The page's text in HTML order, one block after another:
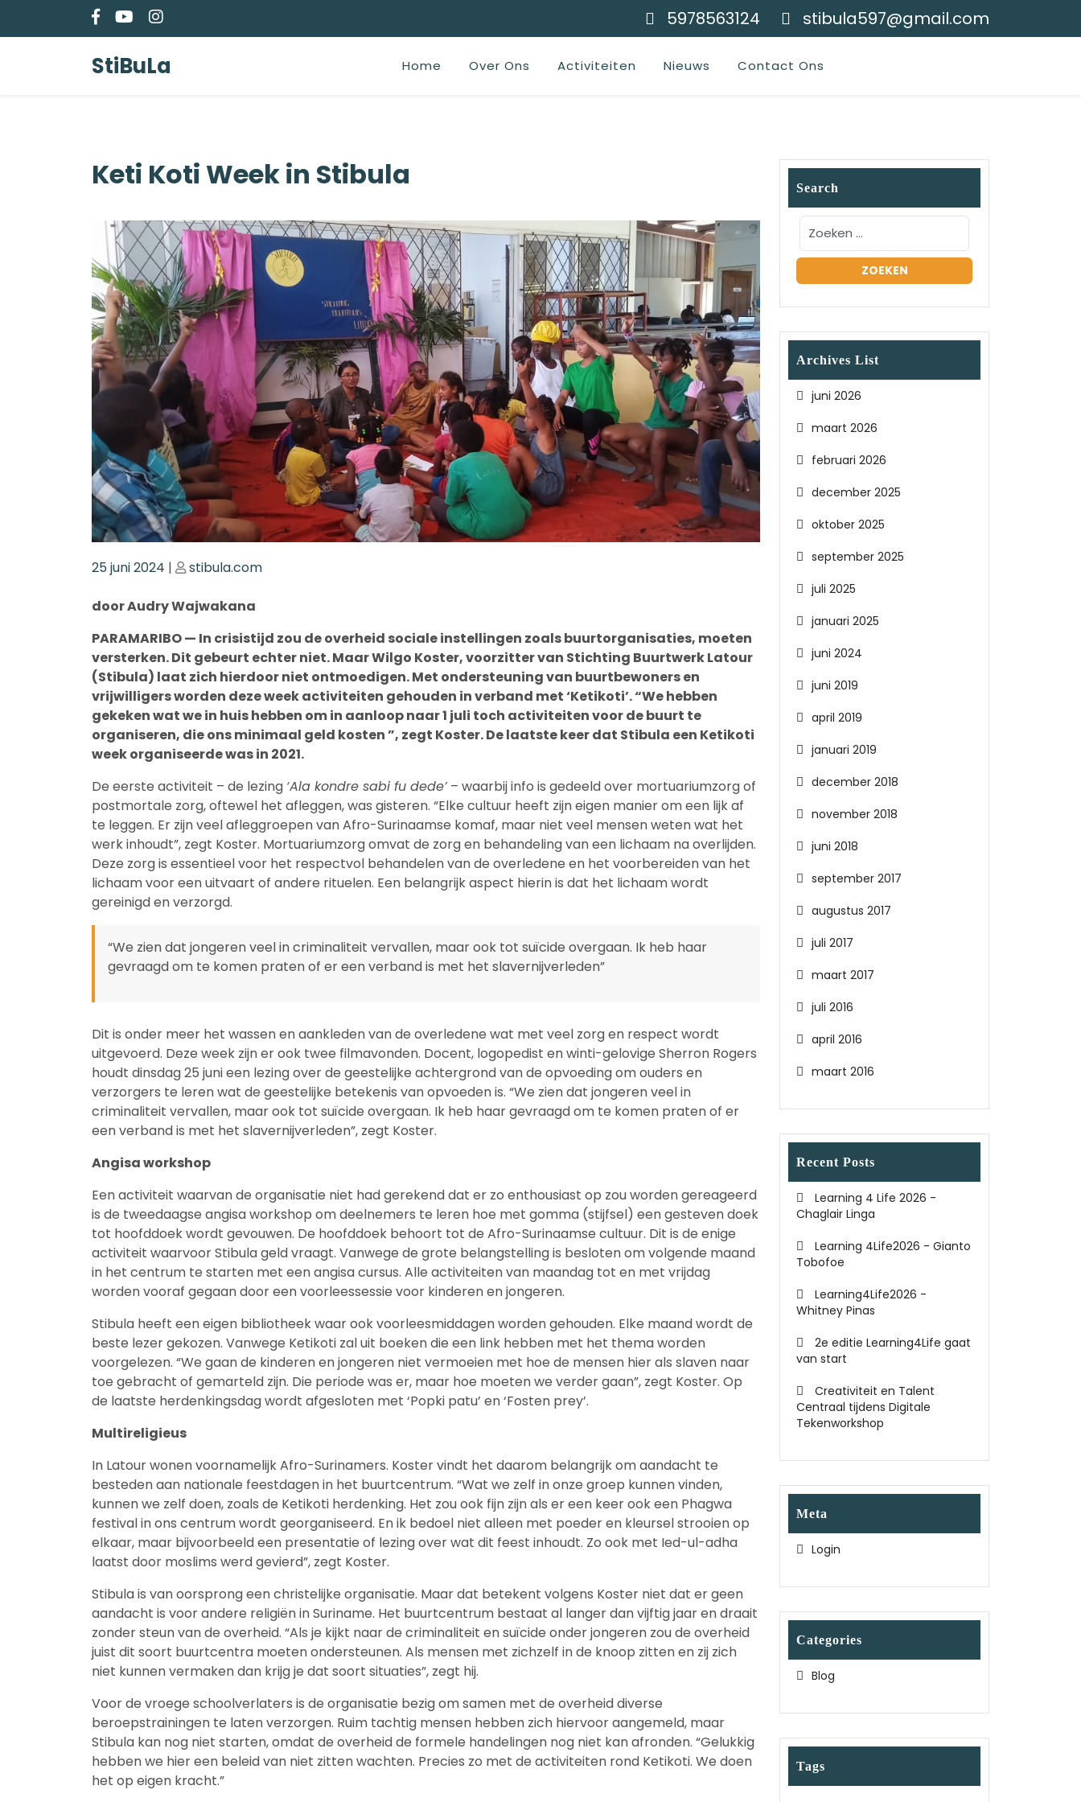
5978563124 stibula597@gmail.com
StiBuLa Home Over Ons Activiteiten Nieuws Contact Ons
Keti Koti Week in Stibula
Geplaatst
25 juni 2024 | Geplaatst
stibula.com
door Audry Wajwakana
PARAMARIBO — In crisistijd zou de overheid sociale instellingen zoals buurtorganisaties, moeten
versterken. Dit gebeurt echter niet. Maar Wilgo Koster, voorzitter van Stichting Buurtwerk Latour
(Stibula) laat zich hierdoor niet ontmoedigen. Met ondersteuning van buurtbewoners en
vrijwilligers worden deze week activiteiten gehouden in verband met ‘Ketikoti’. “We hebben
gekeken wat we in huis hebben om in aanloop naar 1 juli toch activiteiten voor de buurt te
organiseren, die ons minimaal geld kosten ”, zegt Koster. De laatste keer dat Stibula een Ketikoti
week organiseerde was in 2021.
De eerste activiteit – de lezing ‘Ala kondre sabi fu dede’– waarbij info is gedeeld over mortuariumzorg of
postmortale zorg, oftewel het afleggen, was gisteren. “Elke cultuur heeft zijn eigen manier om een lijk af
te leggen. Er zijn veel afleggroepen van Afro-Surinaamse komaf, maar niet veel mensen weten wat het
werk inhoudt”, zegt Koster. Mortuariumzorg omvat de zorg en behandeling van een lichaam na overlijden.
Deze zorg is essentieel voor het respectvol behandelen van de overledene en het voorbereiden van het
lichaam voor een uitvaart of andere rituelen. Een belangrijk aspect hierin is dat het lichaam wordt
gereinigd en verzorgd.
“We zien dat jongeren veel in criminaliteit vervallen, maar ook tot suïcide overgaan. Ik heb haar
gevraagd om te komen praten of er een verband is met het slavernijverleden”
Dit is onder meer het wassen en aankleden van de overledene wat met veel zorg en respect wordt
uitgevoerd. Deze week zijn er ook twee filmavonden. Docent, logopedist en winti-gelovige Sherron Rogers
houdt dinsdag 25 juni een lezing over de geestelijke achtergrond van de opvoeding om ouders en
verzorgers te leren wat de geestelijke betekenis van opvoeden is. “We zien dat jongeren veel in
criminaliteit vervallen, maar ook tot suïcide overgaan. Ik heb haar gevraagd om te komen praten of er
een verband is met het slavernijverleden”, zegt Koster.
Angisa workshop
Een activiteit waarvan de organisatie niet had gerekend dat er zo enthousiast op zou worden gereageerd
is de tweedaagse angisa workshop om deelnemers te leren hoe met gomma (stijfsel) een gesteven doek
tot hoofddoek wordt gevouwen. De hoofddoek behoort tot de Afro-Surinaamse cultuur. Dit is de enige
activiteit waarvoor Stibula geld vraagt. Vanwege de grote belangstelling is besloten om volgende maand
in het centrum te starten met een angisa cursus. Alle activiteiten van maandag tot en met vrijdag
worden vooraf gegaan door een voorleessessie voor kinderen en jongeren.
Stibula heeft een eigen bibliotheek waar ook voorleesmiddagen worden gehouden. Elke maand wordt de
beste lezer gekozen. Vanwege Ketikoti zal uit boeken die een link hebben met het thema worden
voorgelezen. “We gaan de kinderen en jongeren niet vermoeien met hoe de mensen hier als slaven naar
toe gebracht of gemarteld zijn. Die periode was er, maar hoe moeten we verder gaan”, zegt Koster. Op
de laatste herdenkingsdag wordt afgesloten met ‘Popki patu’ en ‘Fosten prey’.
Multireligieus
In Latour wonen voornamelijk Afro-Surinamers. Koster vindt het daarom belangrijk om aandacht te
besteden aan nationale feestdagen in het buurtcentrum. “Wat we zelf in onze groep kunnen vinden,
kunnen we zelf doen, zoals de Ketikoti herdenking. Het zou ook fijn zijn als er een keer ook een Phagwa
festival in ons centrum wordt georganiseerd. En ik bedoel niet alleen met poeder en kleursel strooien op
elkaar, maar bijvoorbeeld een presentatie of lezing over wat dit feest inhoudt. Zo ook met Ied-ul-adha
laatst door moslims werd gevierd”, zegt Koster.
Stibula is van oorsprong een christelijke organisatie. Maar dat betekent volgens Koster niet dat er geen
aandacht is voor andere religiën in Suriname. Het buurtcentrum bestaat al langer dan vijftig jaar en draait
zonder steun van de overheid. “Als je kijkt naar de criminaliteit en suïcide onder jongeren zou de overheid
juist dit soort buurtcentra moeten ondersteunen. Als mensen met zichzelf in de knoop zitten en zij zich
niet kunnen vermaken dan krijg je dat soort situaties”, zegt hij.
Voor de vroege schoolverlaters is de organisatie bezig om samen met de overheid diverse
beroepstrainingen te laten verzorgen. Ruim tachtig mensen hebben zich hiervoor aangemeld, maar
Stibula kan nog niet starten, omdat de overheid de formele handelingen nog niet kan afronden. “Gelukkig
hebben we hier een beleid van niet zitten wachten. Precies zo met de activiteiten rond Ketikoti. We doen
het op eigen kracht.”
Search
Archives List
juni 2026
maart 2026
februari 2026
december 2025
oktober 2025
september 2025
juli 2025
januari 2025
juni 2024
juni 2019
april 2019
januari 2019
december 2018
november 2018
juni 2018
september 2017
augustus 2017
juli 2017
maart 2017
juli 2016
april 2016
maart 2016
Recent Posts
Learning 4 Life 2026 -
Chaglair Linga
Learning 4Life2026 - Gianto
Tobofoe
Learning4Life2026 -
Whitney Pinas
2e editie Learning4Life gaat
van start
Creativiteit en Talent
Centraal tijdens Digitale
Tekenworkshop
Meta
Login
Categories
Blog
Tags